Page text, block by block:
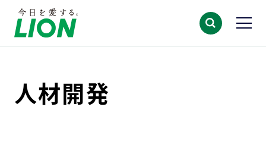
人材開発